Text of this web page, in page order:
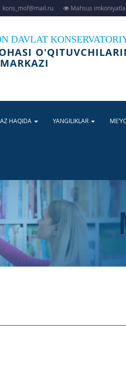
kons_mof@mail.ru Mahsus
DAVLAT
HAQIDA YANGILIKLAR